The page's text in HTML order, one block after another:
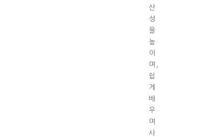
산
성
을
높
이
며,
쉽
게
배
우
며
사